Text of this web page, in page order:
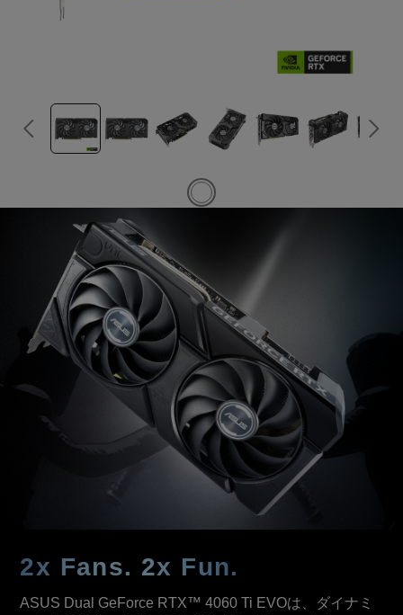
2x Fans. 2x Fun.
ASUS Dual GeForce RTX™ 4060 Ti EVOは、ダイナミ